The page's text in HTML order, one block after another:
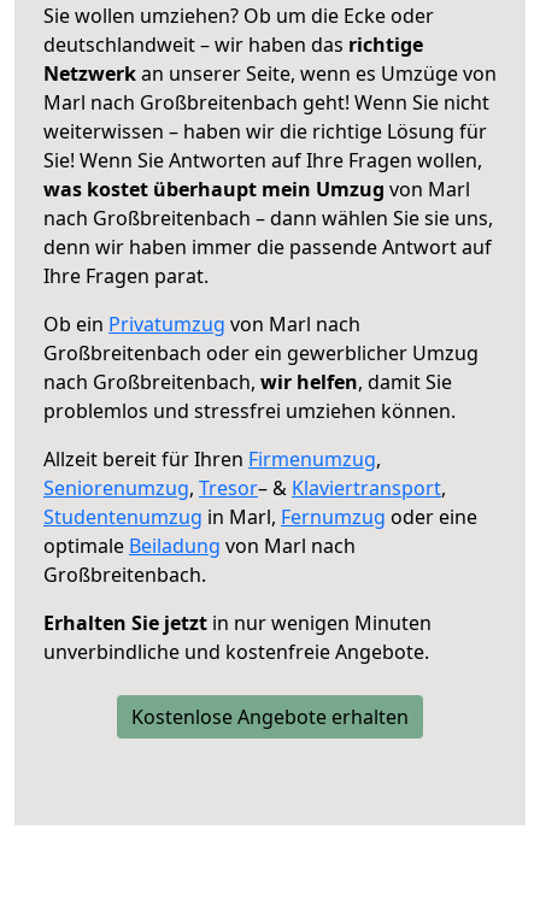
Sie wollen umziehen? Ob um die Ecke oder
deutschlandweit – wir haben das richtige
Netzwerkan unserer Seite, wenn es Umzüge von
Marl nach Großbreitenbach geht! Wenn Sie nicht
weiterwissen – haben wir die richtige Lösung für
Sie! Wenn Sie Antworten auf Ihre Fragen wollen,
was kostet überhaupt mein Umzug von Marl
nach Großbreitenbach – dann wählen Sie sie uns,
denn wir haben immer die passende Antwort auf
Ihre Fragen parat.
Ob ein Privatumzug von Marl nach
Großbreitenbach oder ein gewerblicher Umzug
nach Großbreitenbach, wir helfen, damit Sie
problemlos und stressfrei umziehen können.
Allzeit bereit für Ihren Firmenumzug,
Seniorenumzug, Tresor– & Klaviertransport,
Studentenumzug in Marl, Fernumzug oder eine
optimale Beiladung von Marl nach
Großbreitenbach.
Erhalten Sie jetzt in nur wenigen Minuten
unverbindliche und kostenfreie Angebote.
Kostenlose Angebote erhalten